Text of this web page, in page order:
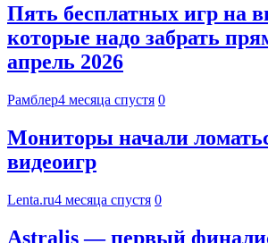
Пять бесплатных игр на
которые надо забрать
апрель 2026
Рамблер4 месяца спустя 0
Мониторы начали
видеоигр
Lenta.ru4 месяца спустя 0
Astralis — первый